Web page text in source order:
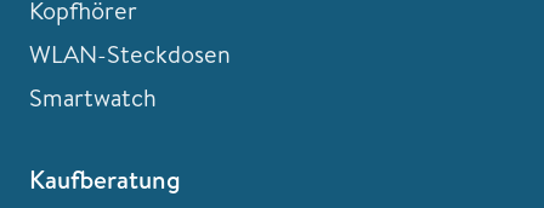
Kopfhörer
WLAN-Steckdosen
Smartwatch
Kaufberatung